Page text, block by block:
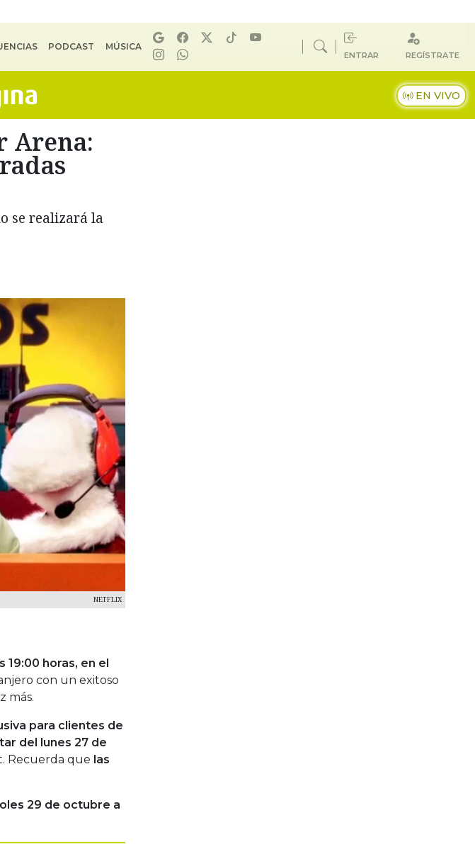
PODCAST MÚSICA
ENTRAR REGÍSTRATE
EN VIVO
Arena:
se realizará la
NETFLIX
19:00 horas, en el
con un exitoso
más.
para clientes de
del lunes 27 de
Recuerda que las
29 de octubre a